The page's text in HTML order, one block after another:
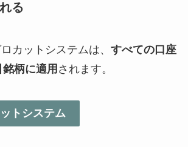
る
カットシステムは、 すべての口座
柄に適用 されます。
トシステム